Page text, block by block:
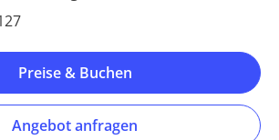
Preise & Buchen
Angebot anfragen